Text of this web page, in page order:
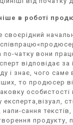
в роботі
по-чатку вони
відповідає за
і знає, чого саме
то продюсер
особистості
експерта,візуал,
сання
продукту,